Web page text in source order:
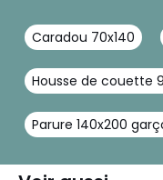
Caradou 70x140
Housse de couette
Parure 140x200